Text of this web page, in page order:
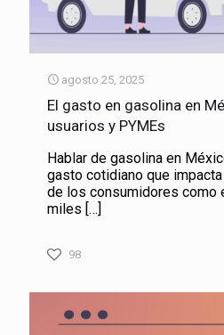
agosto 25, 2025
El gasto en gasolina en
usuarios y PYMEs
Hablar de gasolina en
gasto cotidiano que
de los consumidores como
miles […]
98